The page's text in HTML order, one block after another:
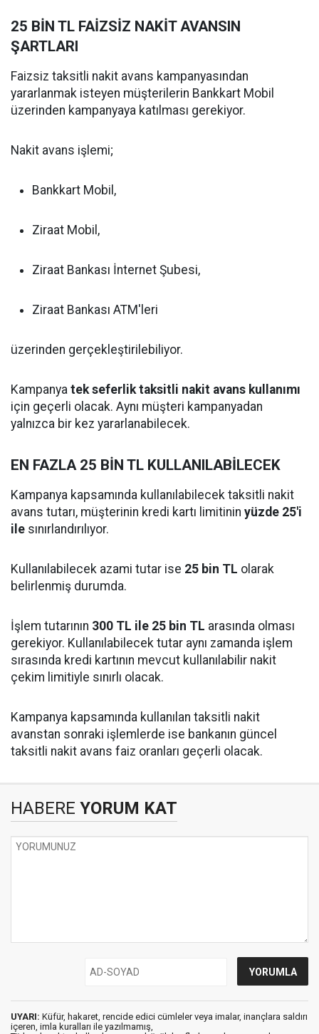
25 BİN TL FAİZSİZ NAKİT AVANSIN
ŞARTLARI
Faizsiz taksitli nakit avans kampanyasından
yararlanmak isteyen müşterilerin Bankkart Mobil
üzerinden kampanyaya katılması gerekiyor.
Nakit avans işlemi;
Bankkart Mobil,
Ziraat Mobil,
Ziraat Bankası İnternet Şubesi,
Ziraat Bankası ATM'leri
üzerinden gerçekleştirilebiliyor.
Kampanya tek seferlik taksitli nakit avans kullanımı
için geçerli olacak. Aynı müşteri kampanyadan
yalnızca bir kez yararlanabilecek.
EN FAZLA 25 BİN TL KULLANILABİLECEK
Kampanya kapsamında kullanılabilecek taksitli nakit
avans tutarı, müşterinin kredi kartı limitinin yüzde 25'i
ile sınırlandırılıyor.
Kullanılabilecek azami tutar ise 25 bin TL olarak
belirlenmiş durumda.
İşlem tutarının 300 TL ile 25 bin TL arasında olması
gerekiyor. Kullanılabilecek tutar aynı zamanda işlem
sırasında kredi kartının mevcut kullanılabilir nakit
çekim limitiyle sınırlı olacak.
Kampanya kapsamında kullanılan taksitli nakit
avanstan sonraki işlemlerde ise bankanın güncel
taksitli nakit avans faiz oranları geçerli olacak.
HABERE YORUM KAT
UYARI: Küfür, hakaret, rencide edici cümleler veya imalar, inançlara saldırı
içeren, imla kuralları ile yazılmamış,